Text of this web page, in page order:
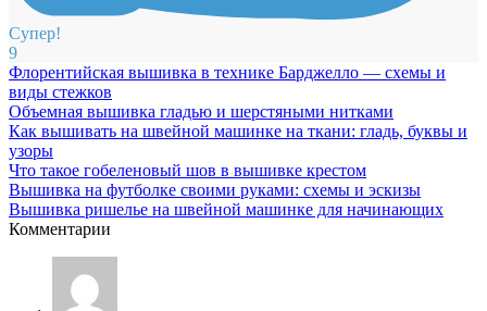
Супер!
9
Флорентийская вышивка в технике Барджелло — схемы и
виды стежков
Объемная вышивка гладью и шерстяными нитками
Как вышивать на швейной машинке на ткани: гладь, буквы и
узоры
Что такое гобеленовый шов в вышивке крестом
Вышивка на футболке своими руками: схемы и эскизы
Вышивка ришелье на швейной машинке для начинающих
Комментарии